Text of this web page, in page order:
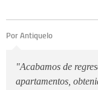
Por Antiquelo
"Acabamos de
apartamentos,